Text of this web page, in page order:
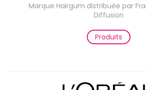
Marque Hairgum distribuée par
Diffusion
Produits